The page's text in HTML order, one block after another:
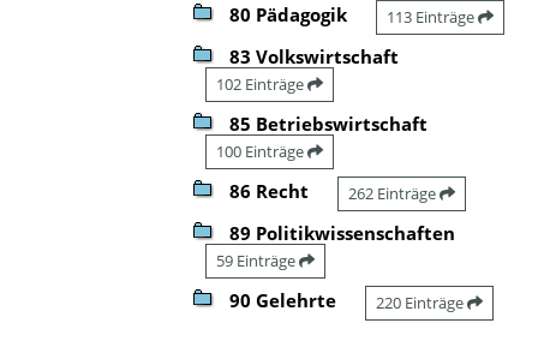
80 Pädagogik 113 Einträge
83 Volkswirtschaft
102 Einträge
85 Betriebswirtschaft
100 Einträge
86 Recht 262 Einträge
89 Politikwissenschaften
59 Einträge
90 Gelehrte 220 Einträge